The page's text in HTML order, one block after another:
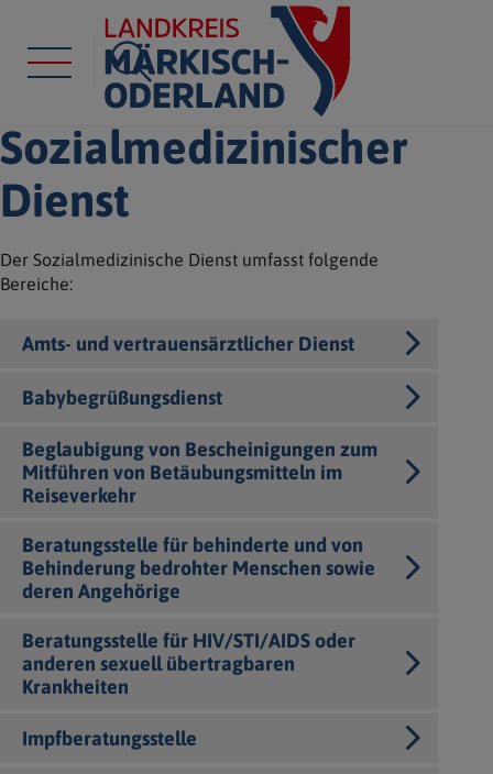
Sozialmedizinischer
Dienst
Der Sozialmedizinische Dienst umfasst folgende
Bereiche:
Amts- und vertrauensärztlicher Dienst
Babybegrüßungsdienst
Beglaubigung von Bescheinigungen zum
Mitführen von Betäubungsmitteln im
Reiseverkehr
Beratungsstelle für behinderte und von
Behinderung bedrohter Menschen sowie
deren Angehörige
Beratungsstelle für HIV/STI/AIDS oder
anderen sexuell übertragbaren
Krankheiten
Impfberatungsstelle